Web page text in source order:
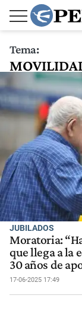
Tema:
JUBILADOS
Moratoria:
que llega a la
30 años de
17-06-2025 17:49